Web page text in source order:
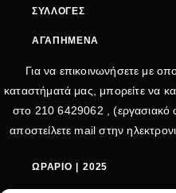
ΣΥΛΛΟΓΕΣ
ΑΓΑΠΗΜΕΝΑ
Για να επικοινωνήσετε με
καταστήματά μας, μπορείτε να
στο 210 6429062 ,
αποστείλετε mail στην
ΩΡΑΡΙΟ | 2025